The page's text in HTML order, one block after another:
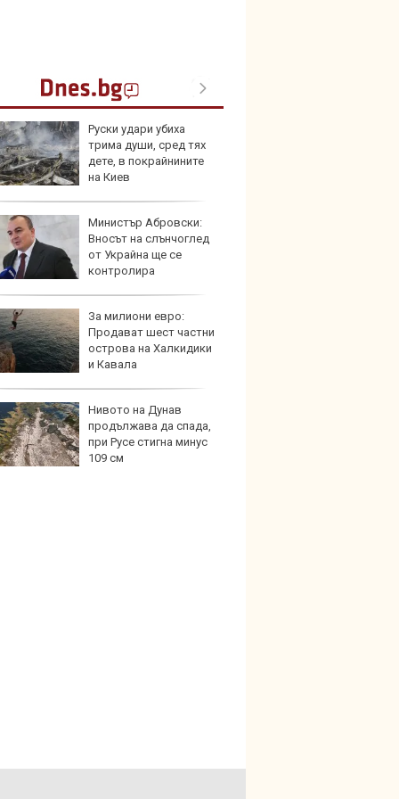
Руски удари убиха
трима души, сред тях
дете, в покрайнините
на Киев
Министър Абровски:
Вносът на слънчоглед
от Украйна ще се
контролира
За милиони евро:
Продават шест частни
острова на Халкидики
и Кавала
Нивото на Дунав
продължава да спада,
при Русе стигна минус
109 см